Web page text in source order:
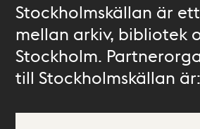
Stockholmskällan är
mellan arkiv, bibliotek
Stockholm.
till Stockholmskällan är: